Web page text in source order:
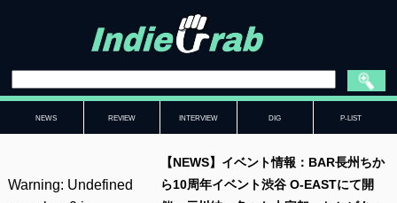
NEWS REVIEW INTERVIEW DIG P-LIST
Warning: Undefined
【NEWS】イベント情報：BAR長州ちか
ら10周年イベント渋谷 O-EASTにて開